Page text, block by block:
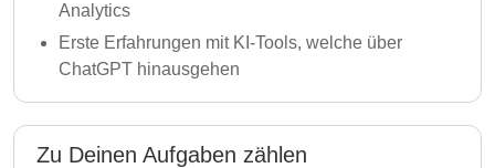
Analytics
Erste Erfahrungen mit KI-Tools, welche über
ChatGPT hinausgehen
Zu Deinen Aufgaben zählen